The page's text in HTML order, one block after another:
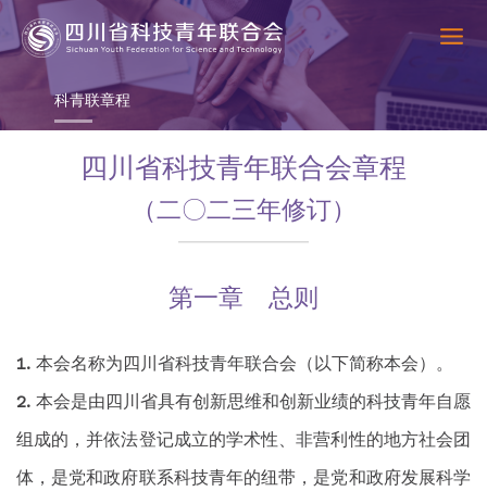
科青联章程
四川省科技青年联合会章程
（二〇二三年修订）
第一章 总则
本会名称为四川省科技青年联合会（以下简称本会）。
本会是由四川省具有创新思维和创新业绩的科技青年自愿
组成的，并依法登记成立的学术性、非营利性的地方社会团
体，是党和政府联系科技青年的纽带，是党和政府发展科学